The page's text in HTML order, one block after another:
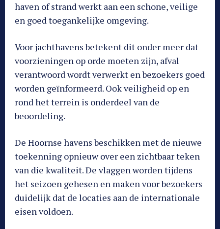
haven of strand werkt aan een schone, veilige
en goed toegankelijke omgeving.
Voor jachthavens betekent dit onder meer dat
voorzieningen op orde moeten zijn, afval
verantwoord wordt verwerkt en bezoekers goed
worden geïnformeerd. Ook veiligheid op en
rond het terrein is onderdeel van de
beoordeling.
De Hoornse havens beschikken met de nieuwe
toekenning opnieuw over een zichtbaar teken
van die kwaliteit. De vlaggen worden tijdens
het seizoen gehesen en maken voor bezoekers
duidelijk dat de locaties aan de internationale
eisen voldoen.